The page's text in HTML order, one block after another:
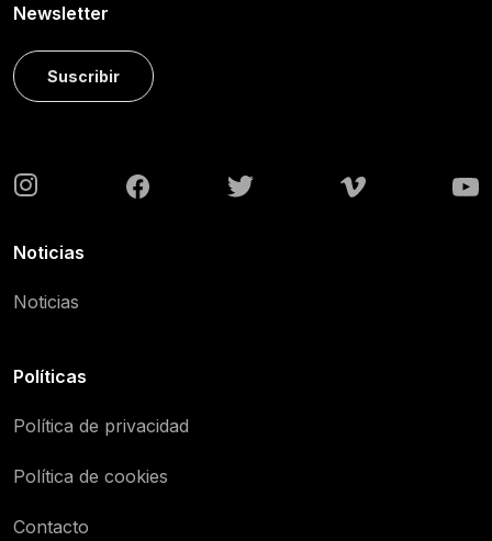
Newsletter
Suscribir
Noticias
Noticias
Políticas
Política de privacidad
Política de cookies
Contacto